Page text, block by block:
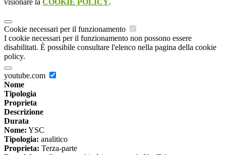
visionare la COOKIE POLICY.
Cookie necessari per il funzionamento
I cookie necessari per il funzionamento non possono essere
disabilitati. È possibile consultare l'elenco nella pagina della cookie
policy.
youtube.com
Nome
Tipologia
Proprieta
Descrizione
Durata
Nome: YSC
Tipologia: analitico
Proprieta: Terza-parte